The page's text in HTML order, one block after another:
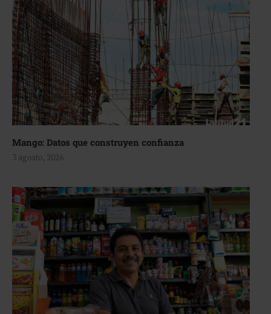
Mango: Datos que construyen confianza
3 agosto, 2026